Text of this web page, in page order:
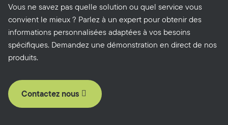
Vous ne savez pas quelle solution ou quel service vous
convient le mieux ? Parlez à un expert pour obtenir des
informations personnalisées adaptées à vos besoins
spécifiques. Demandez une démonstration en direct de nos
produits.
Contactez nous